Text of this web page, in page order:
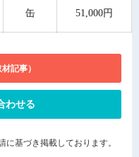
缶 51,000円
記事）
わせる
基づき掲載しております。